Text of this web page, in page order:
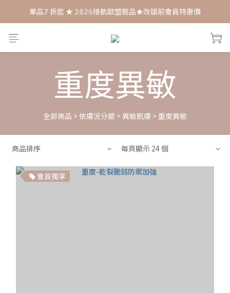
每月打卡📱賺自己的購物金💰
單品𝟟 折起 ★ 𝟚𝟘𝟚𝟞接軌歐盟粧品★改版前會員特惠價
每月打卡📱賺自己的購物金💰
重度異敏
全部商品 >依膚況分類 > 異敏肌膚 >重度異敏
商品排序 每頁顯示 24 個
會員獨享